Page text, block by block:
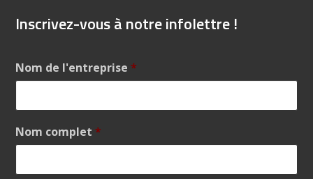
Inscrivez-vous à notre infolettre !
Nom de l'entreprise *
Nom complet *